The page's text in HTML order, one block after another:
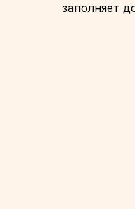
заполняет